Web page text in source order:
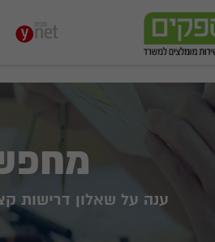
ענה על שאלון דרישות